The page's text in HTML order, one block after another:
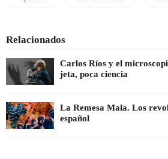
Relacionados
Carlos Ríos y el
jeta, poca ciencia
La Remesa Mala. Los
español